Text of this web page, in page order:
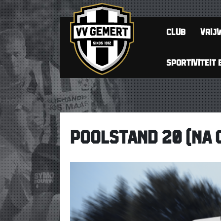
CLUB
SPORTIVITEIT
POOLSTAND 20 (NA